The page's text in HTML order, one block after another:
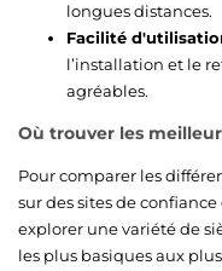
longues distances.
Facilité
l’installation et le
agréables.
Où trouver les
Pour comparer les
sur des sites de
explorer une variété de
les plus basiques aux